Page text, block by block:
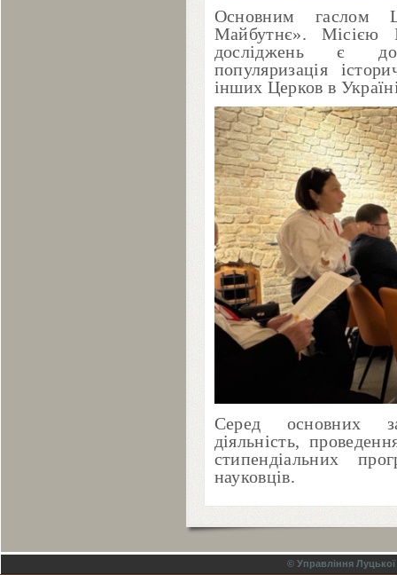
Основним гаслом
Майбутнє». Місією
досліджень є
популяризація
інших Церков в
Серед основних
діяльність,
стипендіальних
науковців.
© Управління Луцької